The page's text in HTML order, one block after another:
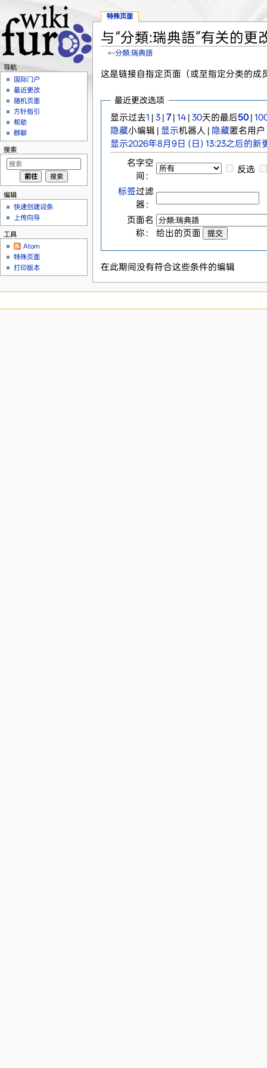
与“分類:瑞典語”有关的更
←分類:瑞典語
这是链接自指定页面（或至指定分类的成
最近更改选项
显示过去1 | 3| 7| 14| 30天的最后50|
隐藏小编辑 | 显示机器人 | 隐藏匿名用
显示2026年8月9日 (日) 13:23之后的新
名字空
间：
反选
标签过滤
器：
页面名
称：
给出的页面
在此期间没有符合这些条件的编辑
特殊页面
导航
国际门户
最近更改
随机页面
方针指引
帮助
群聊
搜索
编辑
快速创建词条
上传向导
工具
Atom
特殊页面
打印版本